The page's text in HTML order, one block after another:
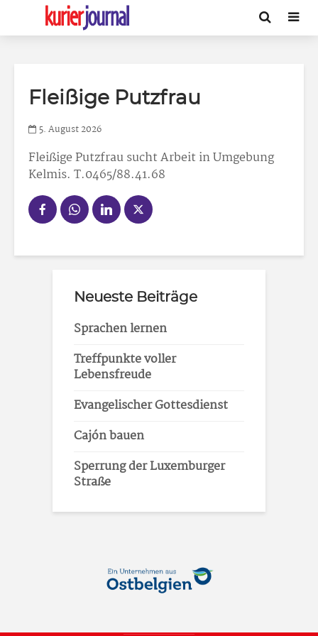
Fleißige Putzfrau
5. August 2026
Fleißige Putzfrausucht Arbeit in Umgebung
Kelmis. T.0465/88.41.68
Neueste Beiträge
Sprachen lernen
Treffpunkte voller
Lebensfreude
Evangelischer Gottesdienst
Cajón bauen
Sperrung der Luxemburger
Straße